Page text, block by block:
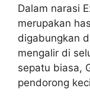
Dalam narasi
merupakan
digabungkan
mengalir di
sepatu biasa,
pendorong